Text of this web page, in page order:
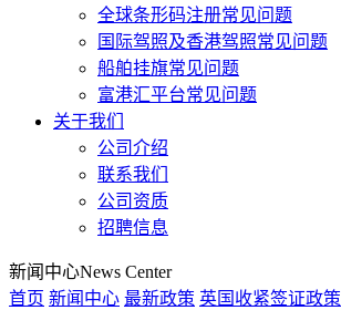
全球条形码注册常见问题
国际驾照及香港驾照常见问题
船舶挂旗常见问题
富港汇平台常见问题
关于我们
公司介绍
联系我们
公司资质
招聘信息
新闻中心News Center
首页 新闻中心 最新政策 英国收紧签证政策